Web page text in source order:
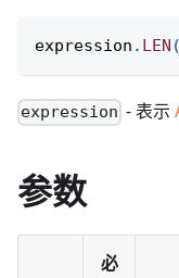
expression . LEN (
expression - 表示
参数
必